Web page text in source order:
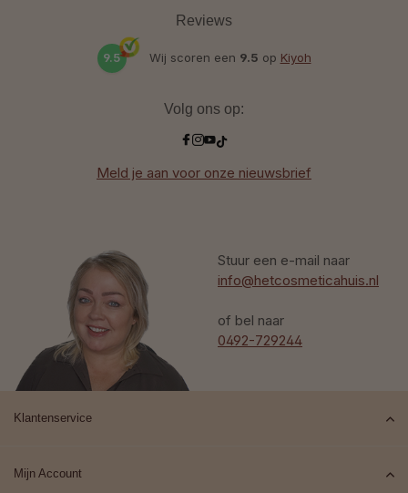
Stuur een e-mail naar
info@hetcosmeticahuis.nl
of bel naar
0492-729244
Reviews
9.5 Wij scoren een 9.5 op Kiyoh
Volg ons op:
Meld je aan voor onze nieuwsbrief
Klantenservice
Mijn Account